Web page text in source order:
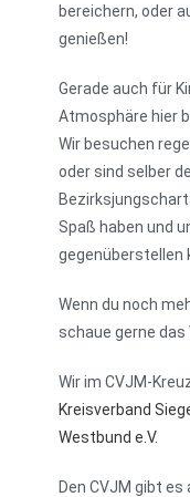
bereichern, oder
genießen!
Gerade auch für
Atmosphäre hier
Wir besuchen
oder sind selber
Spaß haben und
gegenüberstellen
Wenn du noch
schaue gerne
Wir im CVJM-
Kreisverband
Westbund e.V.
Den CVJM gibt